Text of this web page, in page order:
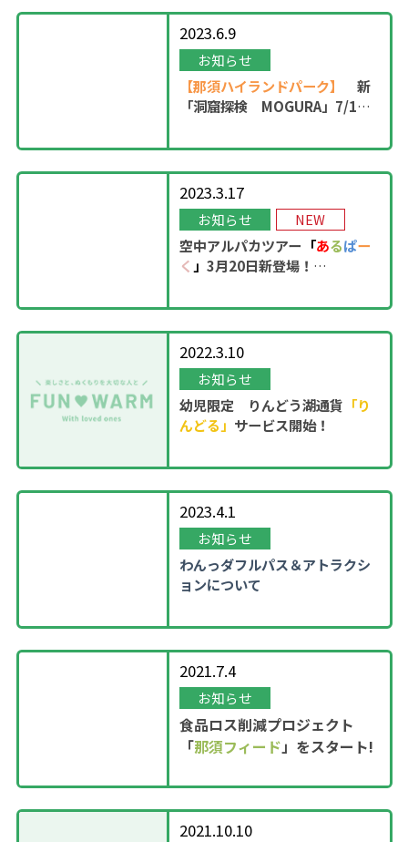
2023.6.9
お知らせ
【那須ハイランドパーク】
新
「洞窟探検 MOGURA」7/1
2023.3.17
お知らせ NEW
空中アルパカツアー 「あるぱー
く 」3月20日新登場！
2022.3.10
お知らせ
幼児限定 りんどう湖通貨 「り
んどる」 サービス開始！
2023.4.1
お知らせ
わんっダフルパス＆アトラクシ
ョンについて
2021.7.4
お知らせ
食品ロス削減プロジェクト
「那須フィード」をスタート!
2021.10.10